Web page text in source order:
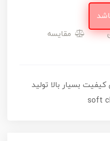
مقایسه
کیفیت بسیار بالا تولید